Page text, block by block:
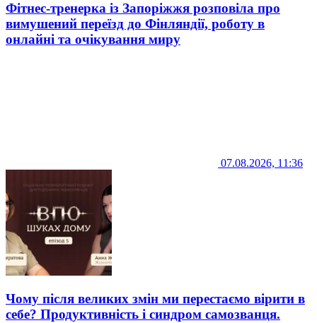
Фітнес-тренерка із Запоріжжя розповіла про
вимушений переїзд до Фінляндії, роботу в
онлайні та очікування миру
07.08.2026, 11:36
Чому після великих змін ми перестаємо вірити в
себе? Продуктивність і синдром самозванця.